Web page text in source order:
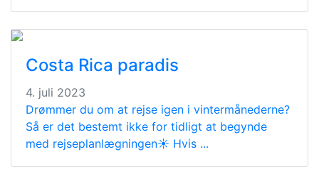
Costa Rica paradis
4. juli 2023
Drømmer du om at rejse igen i vintermånederne?
Så er det bestemt ikke for tidligt at begynde
med rejseplanlægningen☀️ Hvis ...